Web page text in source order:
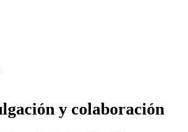
y colaboración